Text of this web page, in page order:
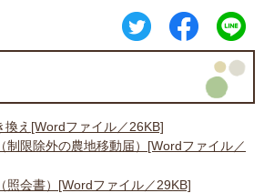
換え[Wordファイル／26KB]
制限除外の農地移動届）[Wordファイル／
照会書）[Wordファイル／29KB]